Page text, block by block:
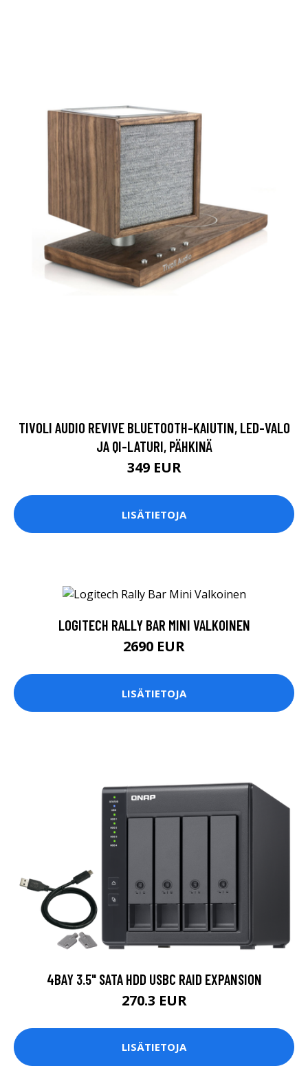
TIVOLI AUDIO REVIVE BLUETOOTH-KAIUTIN, LED-VALO
JA QI-LATURI, PÄHKINÄ
349 EUR
LISÄTIETOJA
LOGITECH RALLY BAR MINI VALKOINEN
2690 EUR
LISÄTIETOJA
4BAY 3.5" SATA HDD USBC RAID EXPANSION
270.3 EUR
LISÄTIETOJA